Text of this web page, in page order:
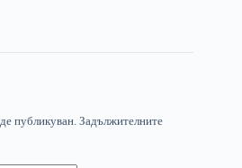
публикуван. Задължителните